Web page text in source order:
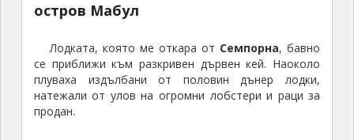
остров Мабул
Лодката, която ме откара от Семпорна, бавно
се приближи към разкривен дървен кей. Наоколо
плуваха издълбани от половин дънер лодки,
натежали от улов на огромни лобстери и раци за
продан.